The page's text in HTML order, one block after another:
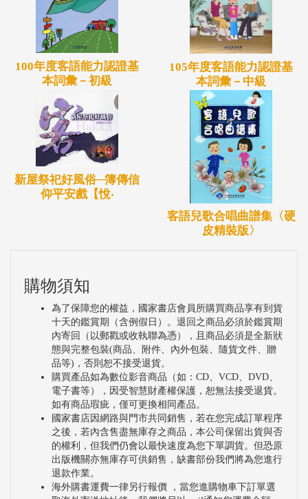
100年度客語能力認證基
本詞彙－初級
105年度客語能力認證基
本詞彙－中級
新屋祭祀好風俗─簿傳信
仰平安戲【悅‧
客語兒歌合唱曲譜集〈硬
皮精裝版〉
購物須知
為了保障您的權益，國家書店會員所購買商品享有到貨
十天的鑑賞期（含例假日）。退回之商品必須於鑑賞期
內寄回（以郵戳或收執聯為憑），且商品必須是全新狀
態與完整包裝(商品、附件、內外包裝、隨貨文件、贈
品等)，否則恕不接受退貨。
購買產品如為數位影音商品（如：CD、VCD、DVD、
電子書等），因受智慧財產權保護，恕無法接受退貨。
如有商品瑕疵，僅可更換相同產品。
國家書店因網路與門市共同銷售，若在您完成訂單程序
之後，若內含售盡無庫存之商品，本公司保留出貨與否
的權利，但我們仍會以最快速度為您下單調貨。但恐原
出版機關亦無庫存可供銷售，缺書部份我們將為您進行
退款作業。
海外購書運費一律另行報價 ，當您進購物車下訂單選